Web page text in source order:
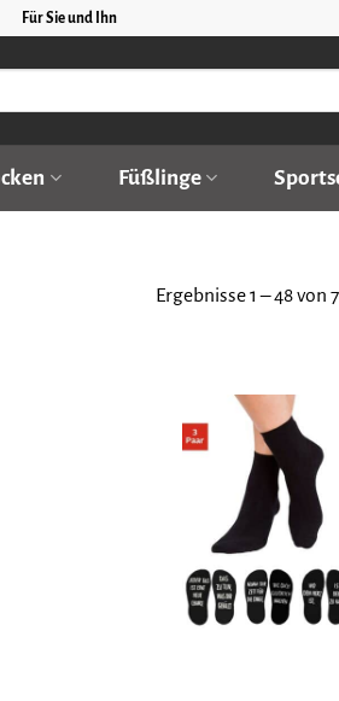
Für Sie und Ihn
Füßlinge
Ergebnisse 1 – 48 von